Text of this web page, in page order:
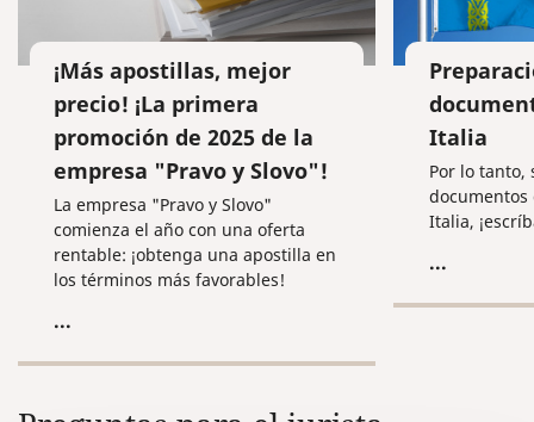
¡Más apostillas, mejor
precio! ¡La primera
promoción de 2025 de la
empresa "Pravo y Slovo"!
La empresa "Pravo y Slovo"
comienza el año con una oferta
rentable: ¡obtenga una apostilla en
los términos más favorables!
...
Italia
Por lo tanto,
documentos
Italia,
...